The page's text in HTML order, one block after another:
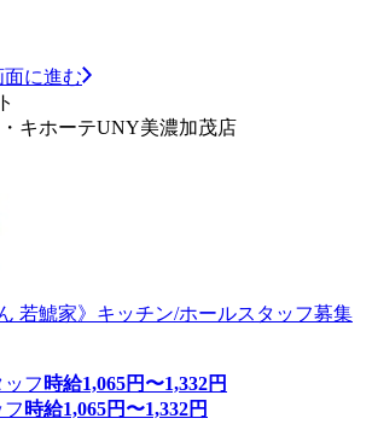
面に進む
キホーテUNY美濃加茂店
若鯱家》キッチン/ホールスタッフ募集
フ 時給1,065円〜1,332円
時給1,065円〜1,332円